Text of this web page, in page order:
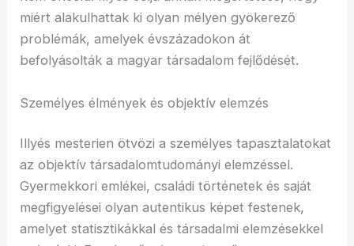
miért alakulhattak ki olyan mélyen gyökerező
problémák, amelyek évszázadokon át
befolyásolták a magyar társadalom fejlődését.
Személyes élmények és objektív elemzés
Illyés mesterien ötvözi a személyes tapasztalatokat
az objektív társadalomtudományi elemzéssel.
Gyermekkori emlékei, családi történetek és saját
megfigyelései olyan autentikus képet festenek,
amelyet statisztikákkal és társadalmi elemzésekkel